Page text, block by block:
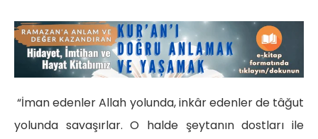
“İman edenler Allah yolunda, inkâr edenler de tâğut
yolunda savaşırlar. O halde şeytanın dostları ile